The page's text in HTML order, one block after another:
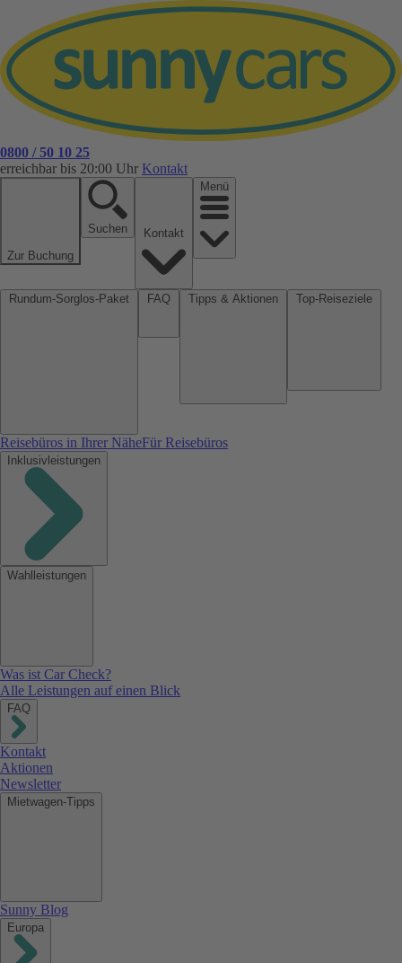
0800 / 50 10 25
erreichbar bis 20:00 Uhr Kontakt
Zur Buchung
Suchen
Menü
Reisebüros in Ihrer NäheFür Reisebüros
Inklusivleistungen
Wahlleistungen
Was ist Car Check?
Alle Leistungen auf einen Blick
FAQ
Kontakt
Aktionen
Newsletter
Mietwagen-Tipps
Sunny Blog
Europa